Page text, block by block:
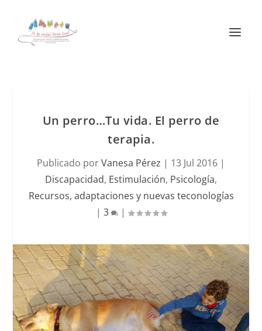
Un perro…Tu vida. El perro de
terapia.
Publicado porVanesa Pérez | 13 Jul 2016 |
Discapacidad, Estimulación, Psicología,
Recursos, adaptaciones y nuevas teconologías
| 3 |